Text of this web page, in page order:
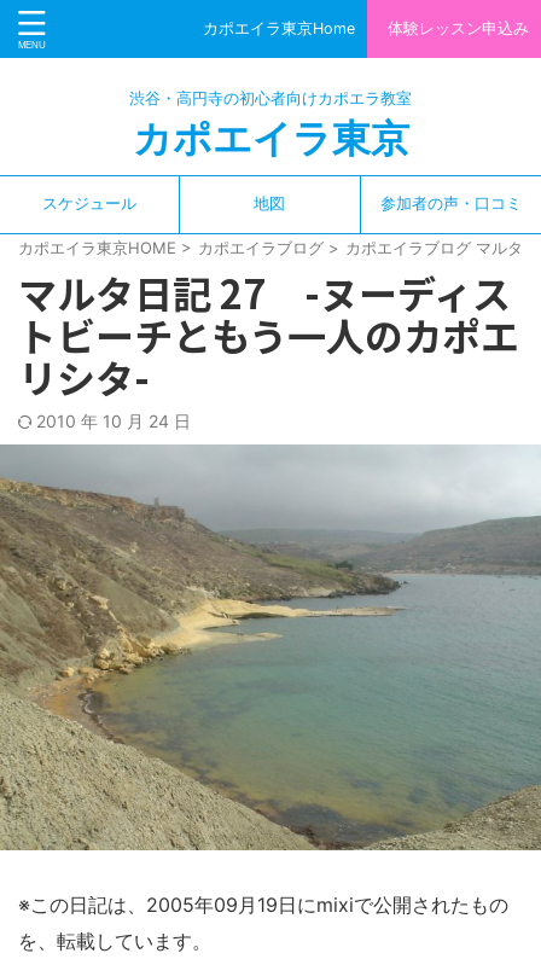
カポエイラ東京Home 体験レッスン申込み
渋谷・高円寺の初心者向けカポエラ教室
カポエイラ東京
スケジュール 地図 参加者の声・口コミ
カポエイラ東京HOME > カポエイラブログ > カポエイラブログ マルタ編
マルタ日記 27 -ヌーディス
トビーチともう一人のカポエ
リシタ-
2010 年 10 月 24 日
※この日記は、2005年09月19日にmixiで公開されたもの
を、転載しています。